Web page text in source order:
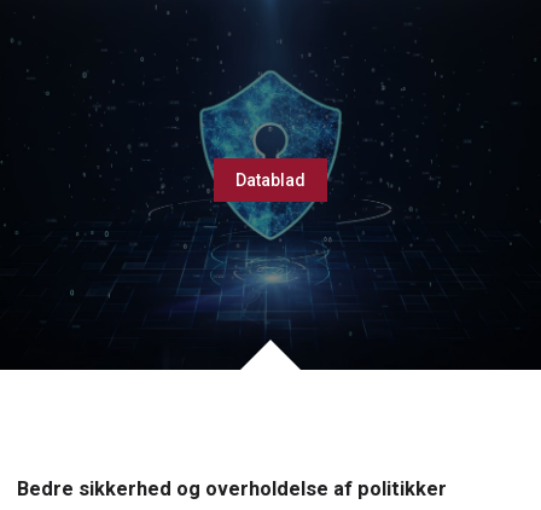
Datablad
Bedre sikkerhed og overholdelse af politikker